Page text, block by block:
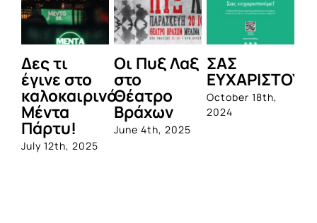
Δες τι
έγινε στο
καλοκαιρινό
Μέντα
Πάρτυ!
July 12th, 2025
Οι Πυξ Λαξ
στο
Θέατρο
Βράχων
June 4th, 2025
ΣΑΣ
October 18th,
2024